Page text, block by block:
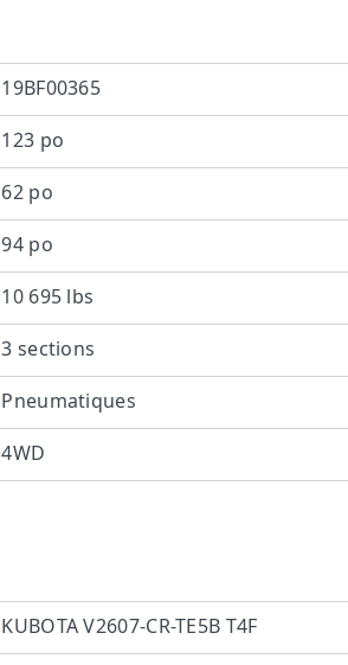
19BF00365
123 po
62 po
94 po
10 695 lbs
3 sections
Pneumatiques
4WD
KUBOTA V2607-CR-TE5B T4F